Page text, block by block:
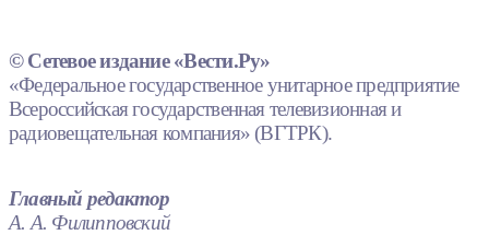
© Сетевое издание «Вести.Ру»
«Федеральное государственное унитарное предприятие
Всероссийская государственная телевизионная и
радиовещательная компания» (ВГТРК).
Главный редактор
А. А. Филипповский